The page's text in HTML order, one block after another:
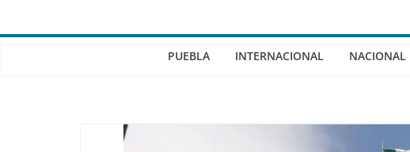
PUEBLA INTERNACIONAL NACIONAL